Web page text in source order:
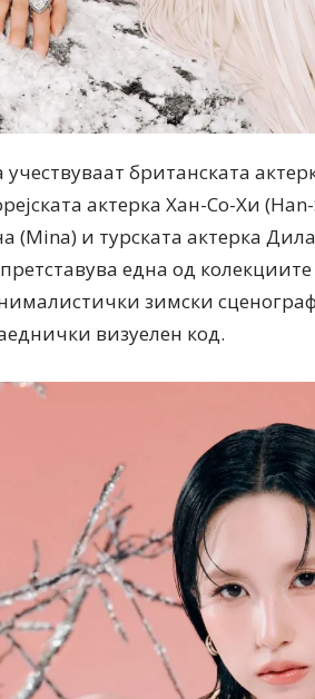
британската
актерка Хан-Со-Хи
(Mina) и турската актерка
една од
зимски
визуелен код.